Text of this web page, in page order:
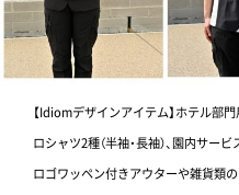
【Idiomデザインアイテム】ホテル部門
ロシャツ2種（半袖・長袖）、園内サー
ロゴワッペン付きアウターや雑貨類